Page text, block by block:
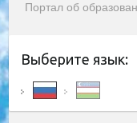
Портал об
Выберите язык: